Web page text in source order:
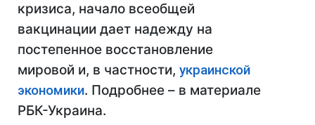
кризиса, начало всеобщей
вакцинации дает надежду на
постепенное восстановление
мировой и, в частности, украинской
экономики. Подробнее – в материале
РБК-Украина.